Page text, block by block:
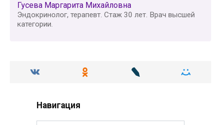
Гусева Маргарита Михайловна
Эндокринолог, терапевт. Стаж 30 лет. Врач высшей
категории.
Навигация